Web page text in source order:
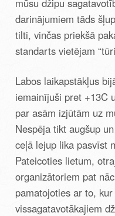
mūsu džipu
darinājumiem tāds
tilti, vinčas priekšā
standarts vietējam
Labos laikapstākļus
iemainījuši pret +13C
par asām izjūtām uz
Nespēja tikt augšup
ceļā lejup lika pasvīst
Pateicoties lietum,
organizātoriem pat
pamatojoties ar to,
vissagatavotākajiem